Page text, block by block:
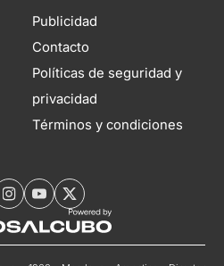
Publicidad
Contacto
Políticas de seguridad y
privacidad
Términos y condiciones